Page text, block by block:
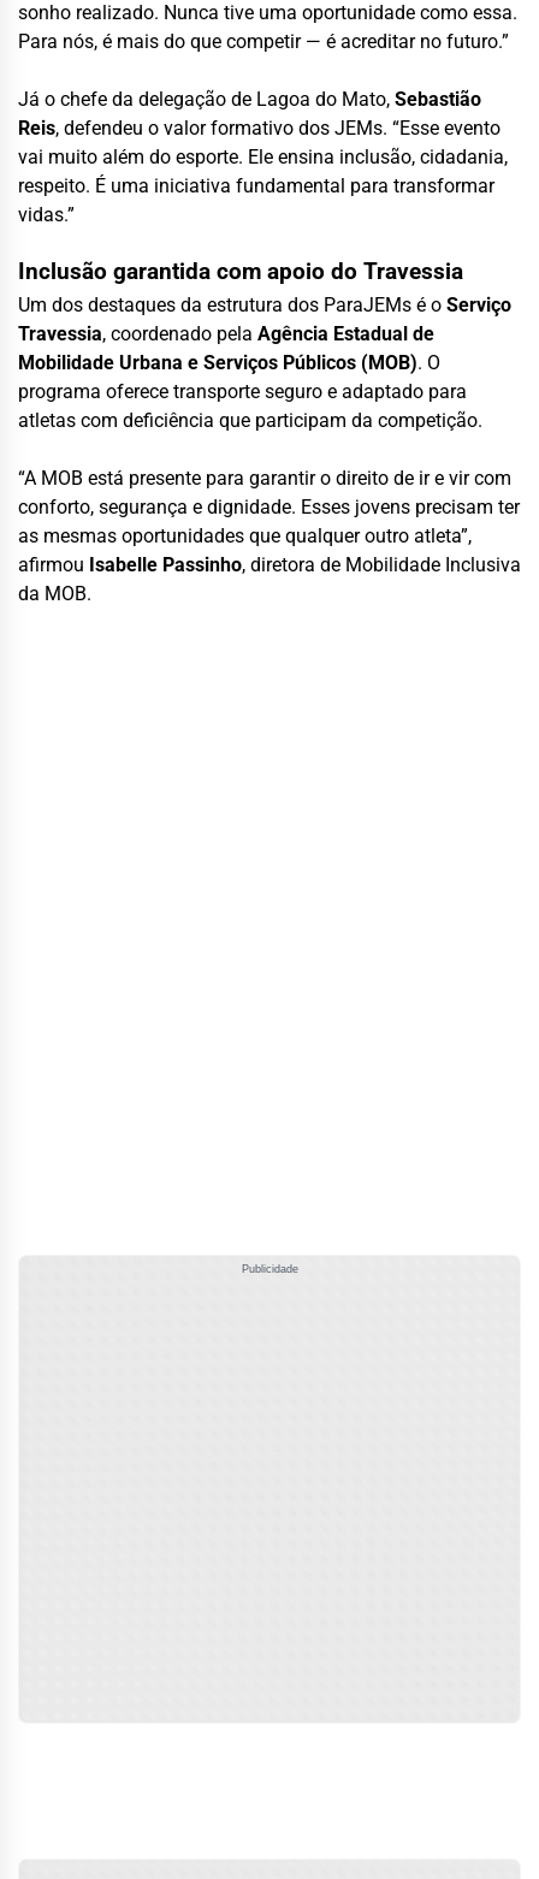
sonho realizado. Nunca tive uma oportunidade como essa.
Para nós, é mais do que competir — é acreditar no futuro.”
Já o chefe da delegação de Lagoa do Mato, Sebastião
Reis, defendeu o valor formativo dos JEMs. “Esse evento
vai muito além do esporte. Ele ensina inclusão, cidadania,
respeito. É uma iniciativa fundamental para transformar
vidas.”
Inclusão garantida com apoio do Travessia
Um dos destaques da estrutura dos ParaJEMs é o Serviço
Travessia, coordenado pela Agência Estadual de
Mobilidade Urbana e Serviços Públicos (MOB). O
programa oferece transporte seguro e adaptado para
atletas com deficiência que participam da competição.
“A MOB está presente para garantir o direito de ir e vir com
conforto, segurança e dignidade. Esses jovens precisam ter
as mesmas oportunidades que qualquer outro atleta”,
afirmou Isabelle Passinho, diretora de Mobilidade Inclusiva
da MOB.
Publicidade